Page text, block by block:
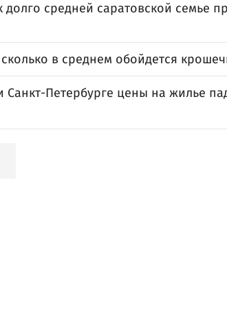
долго средней саратовской семье
в среднем обойдется
Санкт-Петербурге цены на жилье